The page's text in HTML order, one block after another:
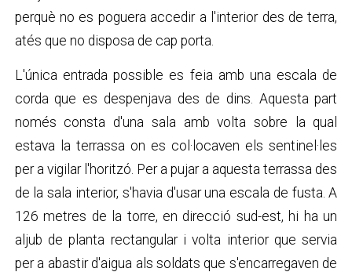
perquè no es poguera accedir a l'interior des de terra,
atés que no disposa de cap porta.
L'única entrada possible es feia amb una escala de
corda que es despenjava des de dins. Aquesta part
només consta d'una sala amb volta sobre la qual
estava la terrassa on es col·locaven els sentinel·les
per a vigilar l'horitzó. Per a pujar a aquesta terrassa des
de la sala interior, s'havia d'usar una escala de fusta. A
126 metres de la torre, en direcció sud-est, hi ha un
aljub de planta rectangular i volta interior que servia
per a abastir d'aigua als soldats que s'encarregaven de